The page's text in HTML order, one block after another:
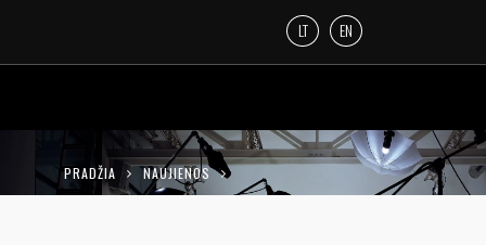
LT EN
PRADŽIA NAUJIENOS